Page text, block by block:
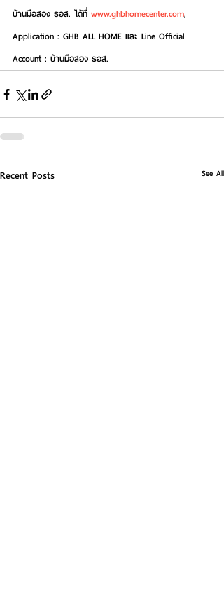
บ้านมือสอง ธอส. ได้ที่ www.ghbhomecenter.com,
Application : GHB ALL HOME และ Line Official
Account : บ้านมือสอง ธอส.
Recent Posts See All